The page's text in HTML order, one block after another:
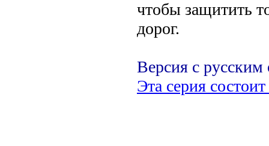
чтобы защитить
дорог.
Версия с русским
Эта серия